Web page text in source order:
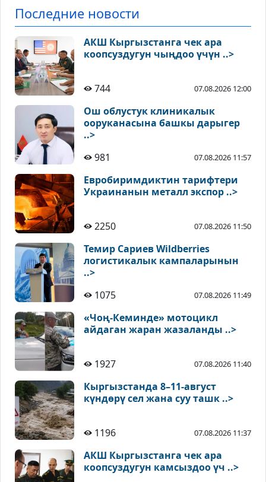
Последние новости
АКШ Кыргызстанга чек ара
коопсуздугун чыңдоо үчүн ..>
744 07.08.2026 12:00
Ош облустук клиникалык
ооруканасына башкы дарыгер
..>
981
07.08.2026 11:57
Евробиримдиктин тарифтери
Украинанын металл экспор ..>
2250 07.08.2026 11:50
Темир Сариев Wildberries
логистикалык кампаларынын
..>
1075
07.08.2026 11:49
«Чоң-Кеминде» мотоцикл
айдаган жаран жазаланды ..>
1927 07.08.2026 11:40
Кыргызстанда 8–11-август
күндөрү сел жана суу ташк ..>
1196 07.08.2026 11:37
АКШ Кыргызстанга чек ара
коопсуздугун камсыздоо үч ..>